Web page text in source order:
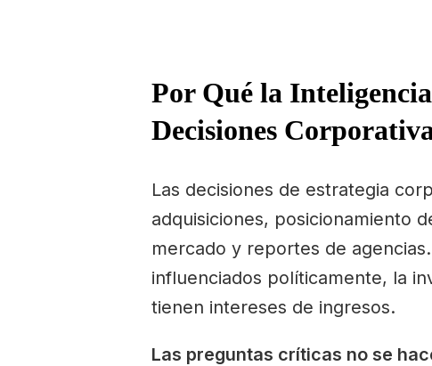
Por Qué la
Decisiones
Las decisiones de estrategia
adquisiciones, posicionamiento
mercado y reportes de
influenciados políticamente, la
tienen intereses de ingresos.
Las preguntas críticas no se